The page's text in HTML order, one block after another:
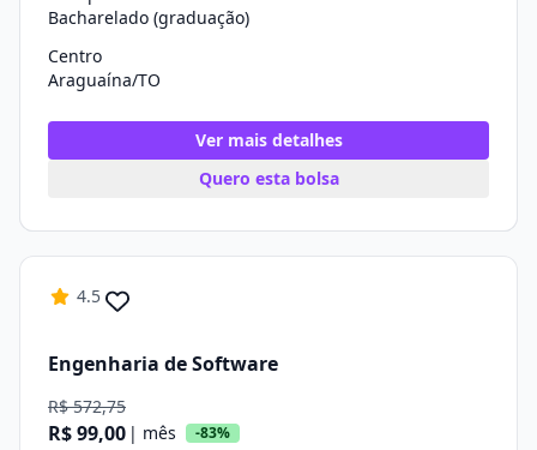
Bacharelado (graduação)
Centro
Araguaína/TO
Ver mais detalhes
Quero esta bolsa
4.5
Engenharia de Software
R$ 572,75
R$ 99,00 | mês -83%